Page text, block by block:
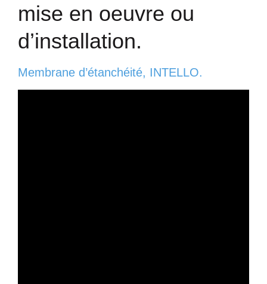
mise en oeuvre ou
d’installation.
Membrane d’étanchéité, INTELLO.